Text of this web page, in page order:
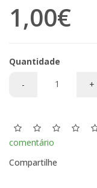
1,00€
Quantidade
-
+
comentário
Compartilhe